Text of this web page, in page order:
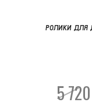
РОЛИКИ ДЛЯ
5